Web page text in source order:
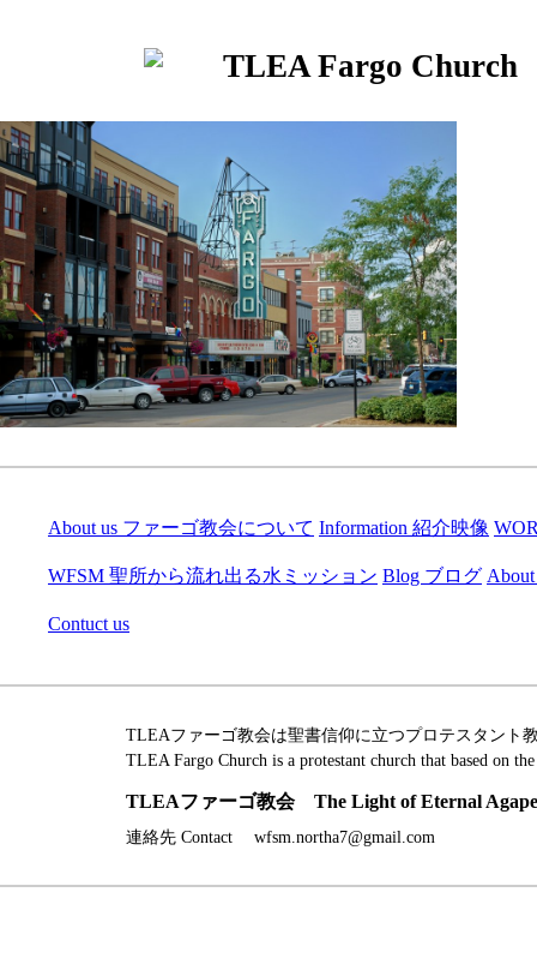
TLEA Fargo Church
About us ファーゴ教会について Information 紹介映像
WFSM 聖所から流れ出る水ミッション Blog ブログ
Contuct us
TLEAファーゴ教会は聖書信仰に立つプロテスタント
TLEA Fargo Church is a protestant church that based on
TLEAファーゴ教会 The Light of Eternal
連絡先 Contact wfsm.northa7@gmail.com